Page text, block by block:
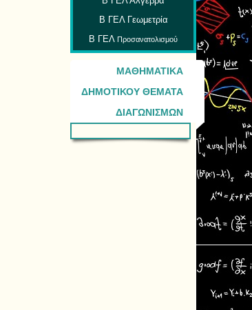
Β ΓΕΛ Γεωμετρία
Β ΓΕΛΠροσανατολισμού
ΜΑΘΗΜΑΤΙΚΑ
ΔΗΜΟΤΙΚΟΥ ΘΕΜΑΤΑ
ΔΙΑΓΩΝΙΣΜΩΝ